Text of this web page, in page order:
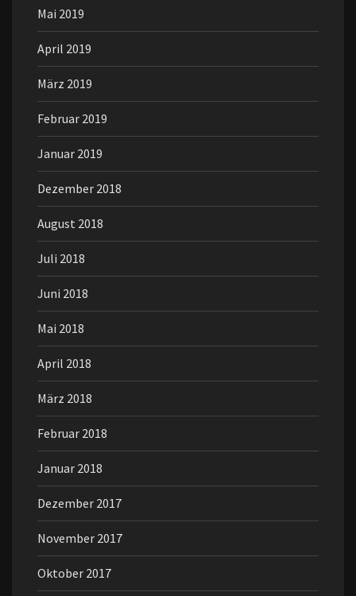
Mai 2019
April 2019
März 2019
Februar 2019
Januar 2019
Dezember 2018
August 2018
Juli 2018
Juni 2018
Mai 2018
April 2018
März 2018
Februar 2018
Januar 2018
Dezember 2017
November 2017
Oktober 2017